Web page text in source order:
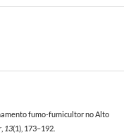
fumo-fumicultor no Alto
, 13(1), 173–192.